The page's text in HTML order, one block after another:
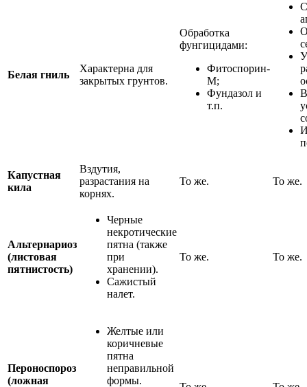
Белая гниль
Характерна для
закрытых грунтов.
Обработка
фунгицидами:
Фитоспорин-
М;
Фундазол и
т.п.
Капустная
кила
Вздутия,
разрастания на
корнях.
То же. То же.
Альтернариоз
(листовая
пятнистость)
Черные
некротические
пятна (также
при
хранении).
Сажистый
налет.
То же. То же.
Пероноспороз
(ложная
Желтые или
коричневые
пятна
неправильной
формы.